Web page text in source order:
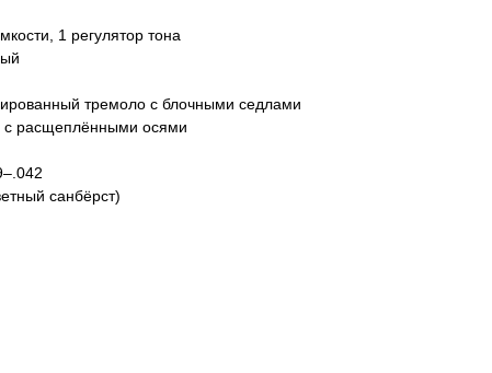
1 регулятор тона
тремоло с блочными седлами
с расщеплёнными осями
санбёрст)